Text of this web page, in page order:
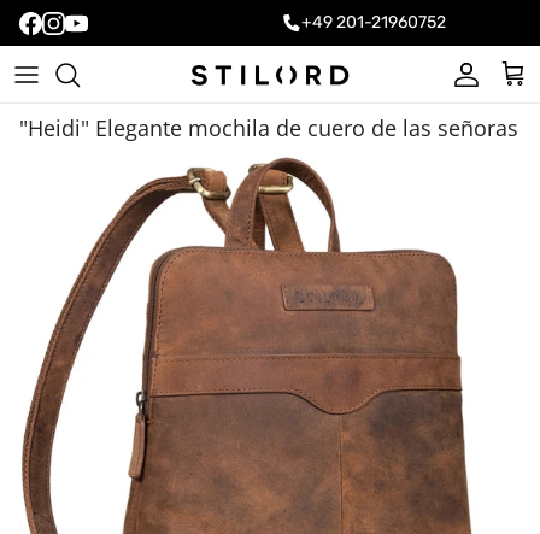
+49 201-21960752
Cuenta
"Heidi" Elegante mochila de cuero de las señoras